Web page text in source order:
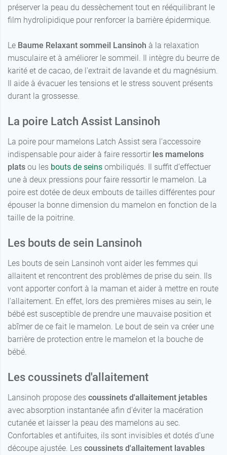
préserver la peau du dessèchement tout en rééquilibrant le
film hydrolipidique pour renforcer la barrière épidermique.
Le Baume Relaxant sommeil Lansinoh à la relaxation
musculaire et à améliorer le sommeil. Il intègre du beurre de
karité et de cacao, de l'extrait de lavande et du magnésium.
Il aide à évacuer les tensions et le stress souvent présents
durant la grossesse.
La poire Latch Assist Lansinoh
La poire pour mamelons Latch Assist sera l’accessoire
indispensable pour aider à faire ressortir les mamelons
plats ou les bouts de seins ombiliqués. Il suffit d’effectuer
une à deux pressions pour faire ressortir le mamelon. La
poire est dotée de deux embouts de tailles différentes pour
épouser la bonne dimension du mamelon en fonction de la
taille de la poitrine.
Les bouts de sein Lansinoh
Les bouts de sein Lansinoh vont aider les femmes qui
allaitent et rencontrent des problèmes de prise du sein. Ils
vont apporter confort à la maman et aider à mettre en route
l'allaitement. En effet, lors des premières mises au sein, le
bébé est susceptible de prendre une mauvaise position et
abîmer de ce fait le mamelon. Le bout de sein va créer une
barrière de protection entre le mamelon et la bouche de
bébé.
Les coussinets d'allaitement
Lansinoh propose des coussinets d'allaitement jetables
avec absorption instantanée afin d'éviter la macération
cutanée et laisser la peau des mamelons au sec.
Confortables et antifuites, ils sont invisibles et dotés d'une
découpe ajustée. Les coussinets d'allaitement lavables